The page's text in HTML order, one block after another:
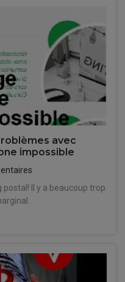
avec
impossible
Il y a beaucoup trop